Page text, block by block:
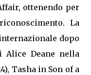
ottenendo per
La
dopo
Deane nella
Tasha in Son of a